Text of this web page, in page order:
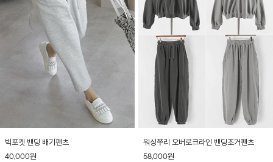
빅포켓 밴딩 배기팬츠
40,000원
워싱쭈리 오버로크라인 밴딩조거팬츠
58,000원